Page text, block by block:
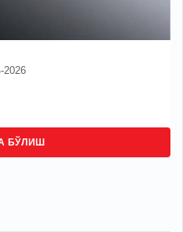
2026
БЎЛИШ